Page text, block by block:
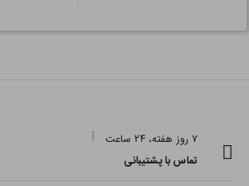
۷ روز هفته، ۲۴ ساعت
تماس با پشتیبانی